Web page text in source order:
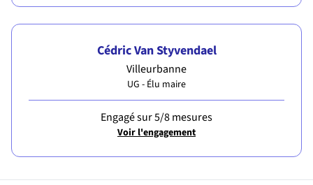
Cédric Van Styvendael
Villeurbanne
UG - Élu maire
Engagé sur 5/8 mesures
Voir l'engagement